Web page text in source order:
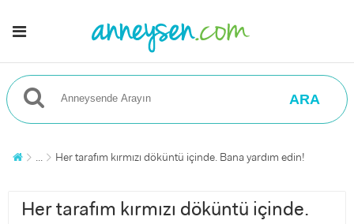
ARA
... Her tarafım kırmızı döküntü içinde. Bana yardım edin!
Her tarafım kırmızı döküntü içinde.